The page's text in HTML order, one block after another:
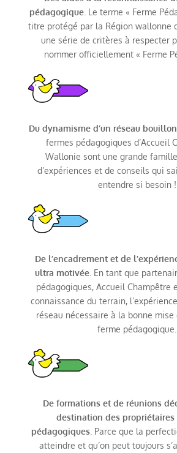
pédagogique . Le terme « Ferme
titre protégé par la Région wallonne
une série de critères à respecter
nommer officiellement « Ferme
Du dynamisme d’un réseau
fermes pédagogiques d’Accueil
Wallonie sont une grande
d’expériences et de conseils qui
entendre si besoin !
De l’encadrement et de
ultra motivée . En tant que
pédagogiques, Accueil Champêtre
connaissance du terrain,
réseau nécessaire à la bonne mise
ferme pédagogique.
De formations et de réunions
destination des propriétaires
pédagogiques . Parce que la
atteindre et qu’on peut toujours